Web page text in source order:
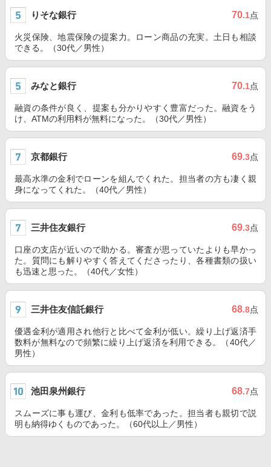
りそな銀行 70.1点
火災保険、地震保険の提案力。ローン商品の充実。土日も相談
できる。（30代／男性）
みなと銀行 70.1点
融資の条件が良く、提案も分かりやすく豊富だった。融資をう
け、ATMの利用料が無料になった。（30代／男性）
京都銀行 69.3点
最高水準の金利でローンを組んでくれた。担当者の方も凄く親
身になってくれた。（40代／男性）
三井住友銀行 69.3点
口座の支店が近いので助かる。審査が思っていたよりも早かっ
た。質問にも解りやすく答えてくださったり、各種書類の扱い
も迅速と思った。（40代／女性）
三井住友信託銀行 68.8点
優遇金利が適用され他行と比べて金利が低い。繰り上げ返済手
数料が無料なので頻繁に繰り上げ返済を利用できる。（40代／
男性）
池田泉州銀行 68.7点
スムーズに事も運び、金利も低率であった。担当者も親切で説
明も納得ゆくものであった。（60代以上／男性）